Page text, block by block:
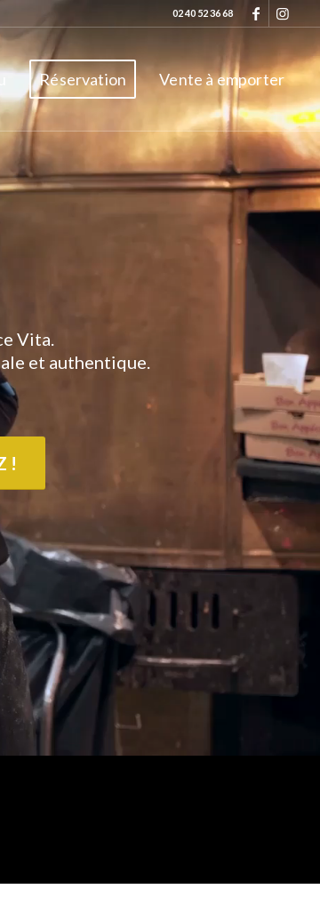
02 40 52 36 68
Réservation Vente à emporter
Vita.
et authentique.
!